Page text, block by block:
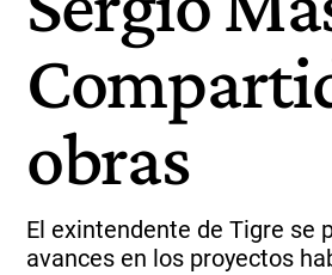
obras
El exintendente de Tigre se
avances en los proyectos